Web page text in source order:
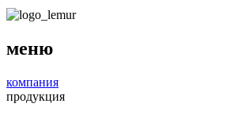
меню
компания
продукция